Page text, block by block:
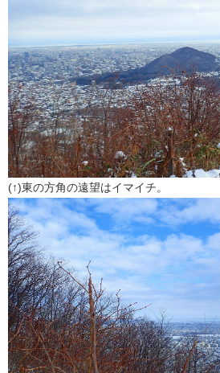
(↑)東の方角の遠望はイマイチ。